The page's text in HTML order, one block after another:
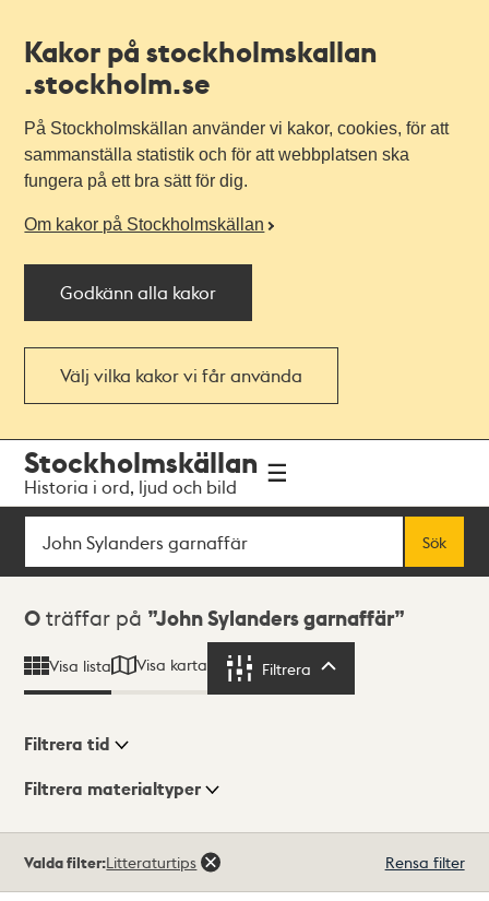
Kakor på stockholmskallan
.stockholm.se
På Stockholmskällan använder vi kakor, cookies, för att
sammanställa statistik och för att webbplatsen ska
fungera på ett bra sätt för dig.
Om kakor på Stockholmskällan
Godkänn alla kakor
Välj vilka kakor vi får använda
navigationen
huvudinnehållet
Stockholmskällan
Historia i ord, ljud och bild
Sök
Sök
Sökresultat
0 träffar på John Sylanders garnaffär
Visa lista Visa karta Filtrera
Visningsläge
Filtrera tid
Filtrera materialtyper
träffar
Valda filter:Litteraturtips Rensa filter